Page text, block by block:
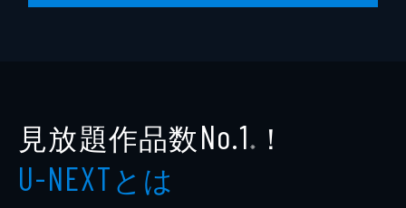
見放題作品数No.1 ※ ！
U-NEXTとは